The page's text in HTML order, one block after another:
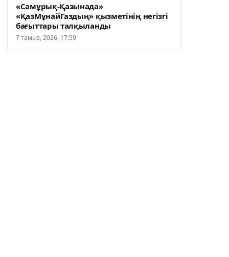
«Самұрық-Қазынада»
«ҚазМұнайГаздың» қызметінің негізгі
бағыттары талқыланды
7 тамыз, 2026, 17:59